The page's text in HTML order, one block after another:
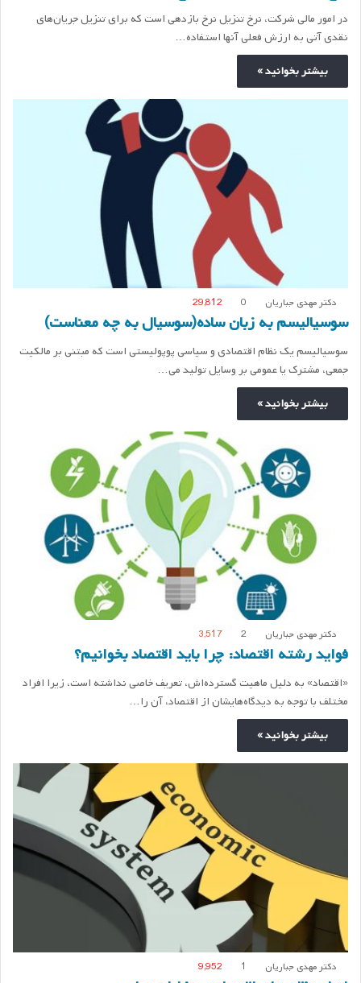
در امور مالی شرکت، نرخ تنزیل نرخ بازدهی است که برای تنزیل جریان‌های
نقدی آتی به ارزش فعلی آنها استفاده…
بیشتر بخوانید »
دکتر مهدی جباریان 0
29,812
سوسیالیسم به زبان ساده(سوسیال به چه معناست)
سوسیالیسم یک نظام اقتصادی و سیاسی پوپولیستی است که مبتنی بر مالکیت
جمعی، مشترک یا عمومی بر وسایل تولید می…
بیشتر بخوانید »
دکتر مهدی جباریان 2
3,517
فواید رشته اقتصاد: چرا باید اقتصاد بخوانیم؟
«اقتصاد» به دلیل ماهیت گسترده‌اش، تعریف خاصی نداشته است، زیرا افراد
مختلف با توجه به دیدگاه‌هایشان از اقتصاد، آن را…
بیشتر بخوانید »
دکتر مهدی جباریان 1
9,952